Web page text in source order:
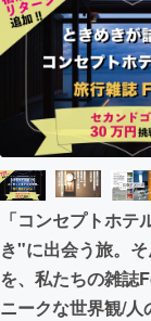
テク
映像
ビジ
まち
「コンセプトホ
き"に出会う旅。
を、私たちの雑誌
ニークな世界観/人